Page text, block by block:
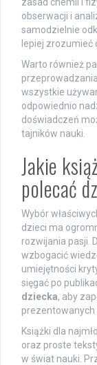
obserwacji i
samodzielnie
lepiej zrozumieć
Warto również
wszystkie
odpowiednio
doświadczeń
tajników nauki.
Jakie
polecać
Wybór
dzieci ma
rozwijania pasji.
wzbogacić
umiejętności
sięgać po
dziecka, aby
prezentowanych
Książki dla
oraz proste
w świat nauki.